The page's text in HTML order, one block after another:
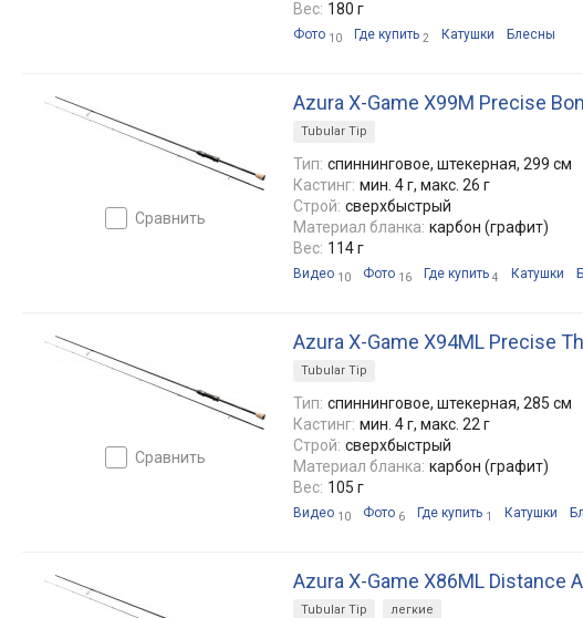
Вес: 180 г
Фото 10 Где купить 2 Катушки Блесны
сравнить
Azura X-Game X99M Precise
Tubular Tip
Тип: спиннинговое, штекерная, 299 см
Кастинг: мин. 4 г, макс. 26 г
Строй: сверхбыстрый
Материал бланка: карбон (графит)
Вес: 114 г
Видео 10 Фото 16 Где купить 4 Катушки
сравнить
Azura X-Game X94ML Precise
Tubular Tip
Тип: спиннинговое, штекерная, 285 см
Кастинг: мин. 4 г, макс. 22 г
Строй: сверхбыстрый
Материал бланка: карбон (графит)
Вес: 105 г
Видео 10 Фото 6 Где купить 1 Катушки
Azura X-Game X86ML Distance
Tubular Tip легкие